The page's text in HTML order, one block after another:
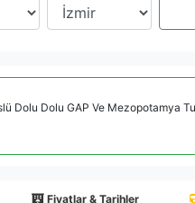
Dolu Dolu GAP Ve Mezopotamya
Fiyatlar & Tarihler